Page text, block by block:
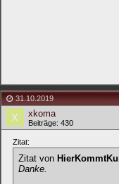
31.10.2019
xkoma
Beiträge: 430
Zitat:
Zitat von
Danke.